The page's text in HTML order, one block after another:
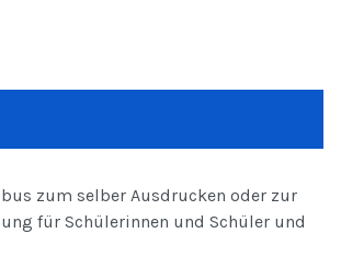
zum selber Ausdrucken oder zur
für Schülerinnen und Schüler und